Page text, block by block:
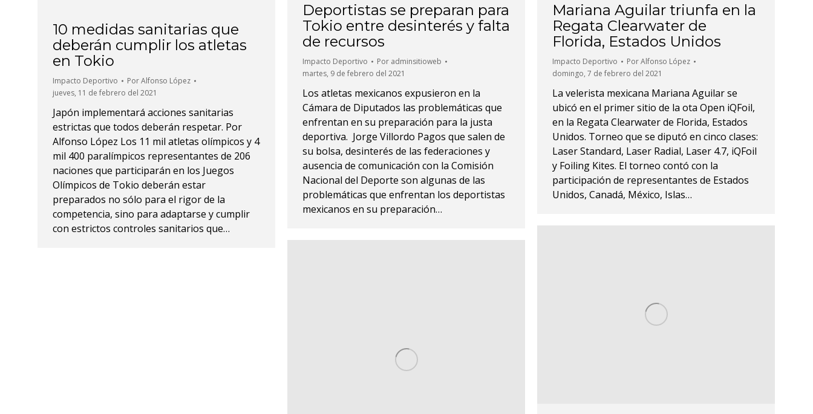
10 medidas sanitarias que
deberán cumplir los atletas
en Tokio
Impacto Deportivo PorAlfonso López
jueves, 11 de febrero del 2021
Japón implementará acciones sanitarias
estrictas que todos deberán respetar. Por
Alfonso López Los 11 mil atletas olímpicos y 4
mil 400 paralímpicos representantes de 206
naciones que participarán en los Juegos
Olímpicos de Tokio deberán estar
preparados no sólo para el rigor de la
competencia, sino para adaptarse y cumplir
con estrictos controles sanitarios que…
Deportistas se preparan para
Tokio entre desinterés y falta
de recursos
Impacto Deportivo Por adminsitioweb
martes, 9 de febrero del 2021
Los atletas mexicanos expusieron en la
Cámara de Diputados las problemáticas que
enfrentan en su preparación para la justa
deportiva. Jorge Villordo Pagos que salen de
su bolsa, desinterés de las federaciones y
ausencia de comunicación con la Comisión
Nacional del Deporte son algunas de las
problemáticas que enfrentan los deportistas
mexicanos en su preparación…
Mariana Aguilar triunfa en la
Regata Clearwater de
Florida, Estados Unidos
Impacto Deportivo PorAlfonso López
domingo, 7 de febrero del 2021
La velerista mexicana Mariana Aguilar se
ubicó en el primer sitio de la flota Open iQFoil,
en la Regata Clearwater de Florida, Estados
Unidos. Torneo que se diputó en cinco clases:
Laser Standard, Laser Radial, Laser 4.7, iQFoil
y Foiling Kites. El torneo contó con la
participación de representantes de Estados
Unidos, Canadá, México, Islas…